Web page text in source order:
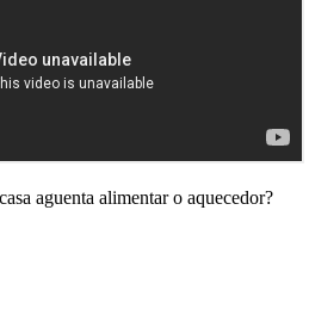
aguenta alimentar o aquecedor?